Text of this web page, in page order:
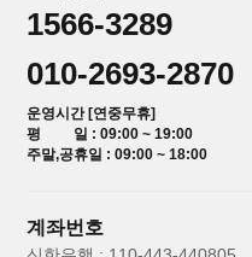
1566-3289
010-2693-2870
운영시간 [연중무휴]
평 일 : 09:00 ~ 19:00
주말,공휴일 : 09:00 ~ 18:00
계좌번호